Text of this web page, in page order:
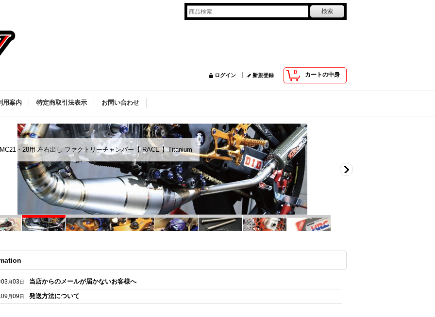
0 カートの中身
ログイン 新規登録
用案内 特定商取引法表示 お問い合わせ
MC21・28用 左右出し ファクトリーチャンバー【 RACE 】Titanium
03月03日 当店からのメールが届かないお客様へ
09月09日 発送方法について